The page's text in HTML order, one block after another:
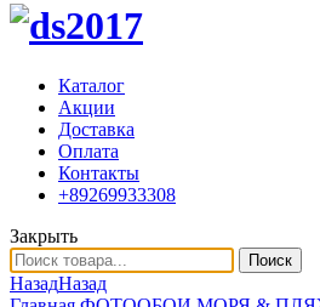
Каталог
Акции
Доставка
Оплата
Контакты
+89269933308
Закрыть
Поиск
НазадНазад